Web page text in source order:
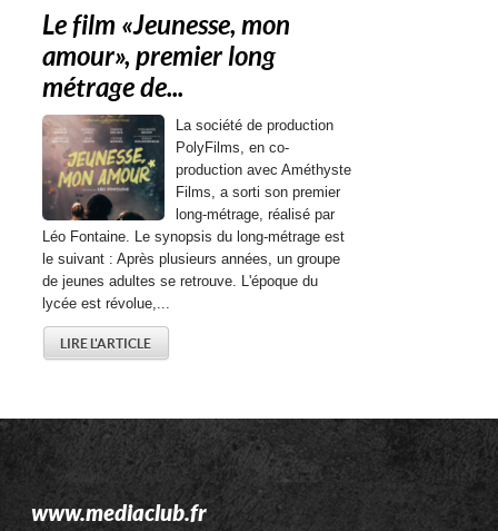
Le film « Jeunesse, mon
amour », premier long
métrage de...
La société de production
PolyFilms, en co-
production avec Améthyste
Films, a sorti son premier
long-métrage, réalisé par
Léo Fontaine. Le synopsis du long-métrage est
le suivant : Après plusieurs années, un groupe
de jeunes adultes se retrouve. L'époque du
lycée est révolue,...
LIRE L'ARTICLE
www.mediaclub.fr